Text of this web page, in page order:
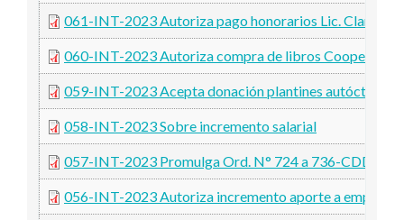
061-INT-2023 Autoriza pago honorarios Lic. Clarisa
060-INT-2023 Autoriza compra de libros Cooperativa
059-INT-2023 Acepta donación plantines autóctonos
058-INT-2023 Sobre incremento salarial
057-INT-2023 Promulga Ord. N° 724 a 736-CDDH-
056-INT-2023 Autoriza incremento aporte a empresa